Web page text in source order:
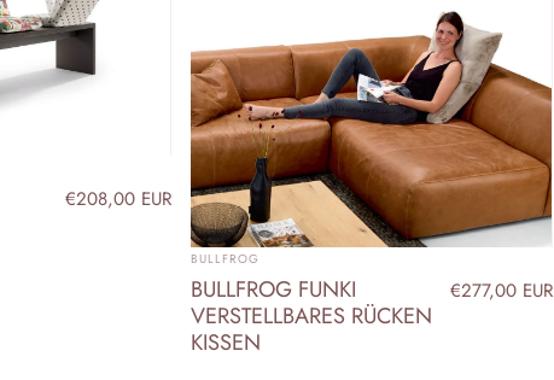
€208,00 EUR
ANBIETER:
BULLFROG
BULLFROG FUNKI
VERSTELLBARES RÜCKEN
KISSEN
€277,00 EUR